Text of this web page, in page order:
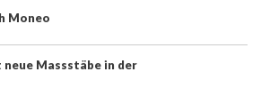
Moneo
Massstäbe in der